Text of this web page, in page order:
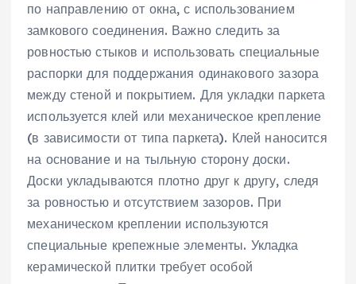
по направлению от окна‚ с использованием
замкового соединения. Важно следить за
ровностью стыков и использовать специальные
распорки для поддержания одинакового зазора
между стеной и покрытием. Для укладки паркета
используется клей или механическое крепление
(в зависимости от типа паркета). Клей наносится
на основание и на тыльную сторону доски.
Доски укладываются плотно друг к другу‚ следя
за ровностью и отсутствием зазоров. При
механическом креплении используются
специальные крепежные элементы. Укладка
керамической плитки требует особой